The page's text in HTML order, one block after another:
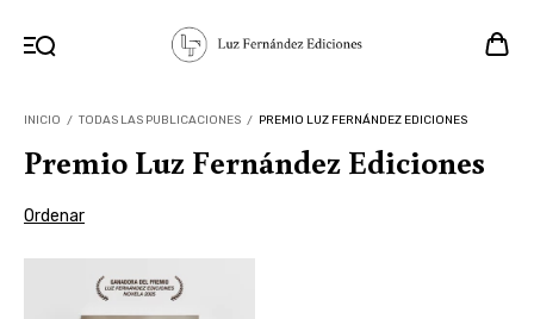
INICIO / TODAS LAS PUBLICACIONES / PREMIO LUZ FERNÁNDEZ EDICIONES
Premio Luz Fernández Ediciones
Ordenar